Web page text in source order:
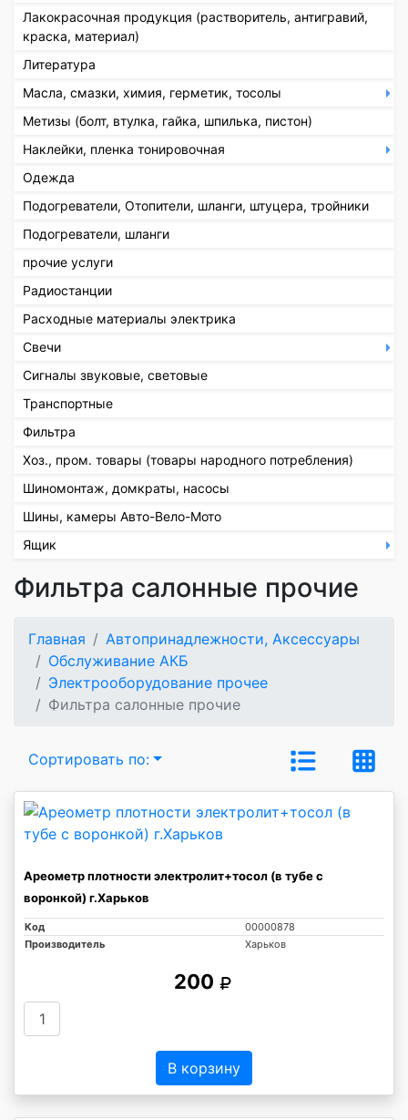
Лакокрасочная продукция (растворитель, антигравий,
краска, материал)
Литература
Масла, смазки, химия, герметик, тосолы
Метизы (болт, втулка, гайка, шпилька, пистон)
Наклейки, пленка тонировочная
Одежда
Подогреватели, Отопители, шланги, штуцера, тройники
Подогреватели, шланги
прочие услуги
Радиостанции
Расходные материалы электрика
Свечи
Сигналы звуковые, световые
Транспортные
Фильтра
Хоз., пром. товары (товары народного потребления)
Шиномонтаж, домкраты, насосы
Шины, камеры Авто-Вело-Мото
Ящик
Фильтра салонные прочие
Главная
Автопринадлежности, Аксессуары
Обслуживание АКБ
Электрооборудование прочее
Фильтра салонные прочие
Сортировать по:
Ареометр плотности электролит+тосол (в тубе с
воронкой) г.Харьков
Код
00000878
Производитель
Харьков
200
В корзину